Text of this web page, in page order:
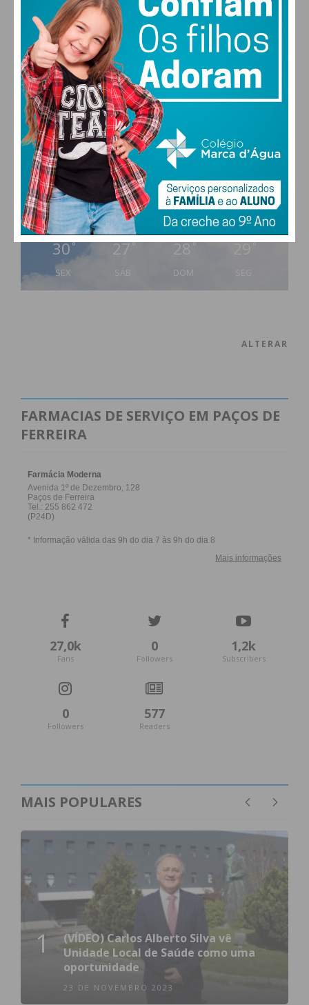
PAÇOS DE FERREIRA
30°
scattered clouds
vento: 4m/s O
MAX 30 • MIN 28
30°
SEX
27°
SÁB
28°
DOM
29°
ALTERAR
FARMACIAS DE SERVIÇO EM PAÇOS DE
FERREIRA
27,0k
Fans
0
Followers
1,2k
Subscribers
0
Followers
577
Readers
MAIS POPULARES
1
(VÍDEO) Carlos Alberto Silva vê
Unidade Local de Saúde como uma
oportunidade
23 DE NOVEMBRO 2023